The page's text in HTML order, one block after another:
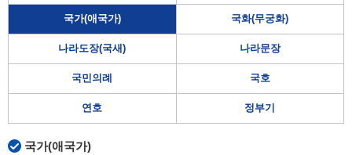
국가(애국가) 국화(무궁화)
나라도장(국새) 나라문장
국민의례 국호
연호 정부기
국가(애국가)